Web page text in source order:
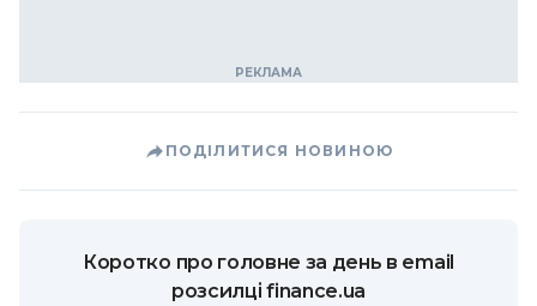
ПОДІЛИТИСЯ НОВИНОЮ
Коротко про головне за день в email
розсилці finance.ua